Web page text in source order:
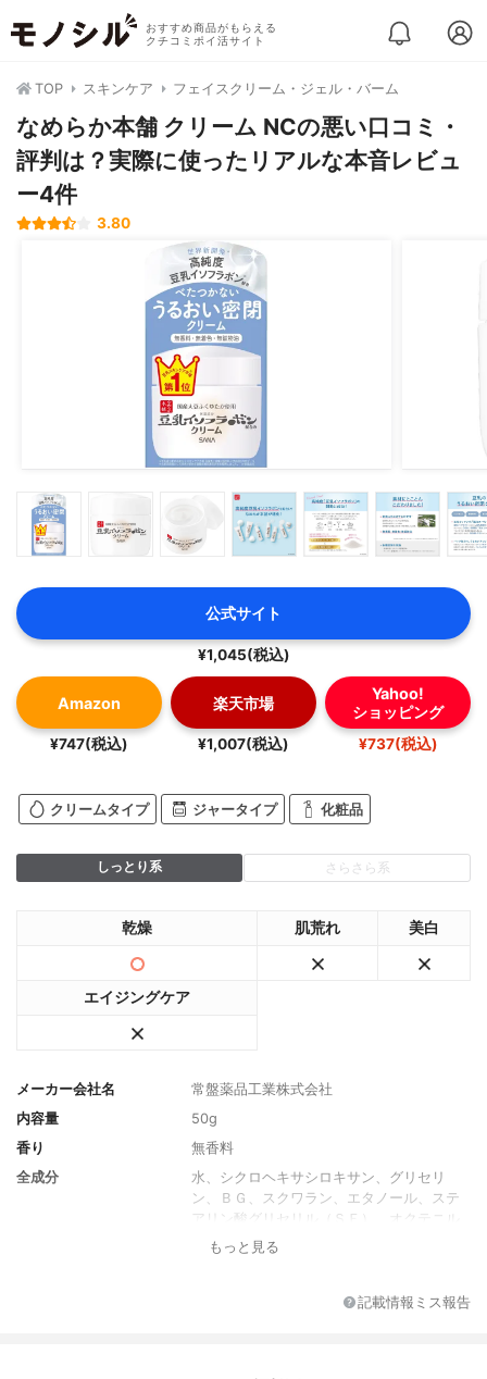
おすすめ商品がもらえる
クチコミポイ活サイト
TOP スキンケア フェイスクリーム・ジェル・バーム
なめらか本舗 クリーム NCの悪い口コミ・
評判は？実際に使ったリアルな本音レビュ
ー4件
3.80
公式サイト
¥1,045(税込)
Amazon
¥747(税込)
楽天市場
¥1,007(税込)
Yahoo!
ショッピング
¥737(税込)
クリームタイプ ジャータイプ 化粧品
しっとり系 さらさら系
乾燥 肌荒れ 美白
エイジングケア
メーカー会社名
常盤薬品工業株式会社
内容量
50g
香り
無香料
全成分
水、シクロヘキサシロキサン、グリセリ
ン、ＢＧ、スクワラン、エタノール、ステ
アリン酸グリセリル（ＳＥ）、オクテニル
コハク酸デンプンＡｌ、パルミチン酸、ス
カルボマー、キサンタンガム、クエン酸、
もっと見る
記載情報ミス報告